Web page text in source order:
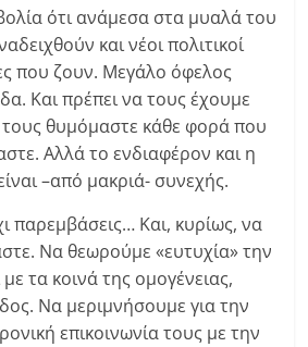
ότι ανάμεσα στα μυαλά του
και νέοι πολιτικοί
που ζουν. Μεγάλο όφελος
Και πρέπει να τους έχουμε
θυμόμαστε κάθε φορά που
Αλλά το ενδιαφέρον και η
–από μακριά- συνεχής.
παρεμβάσεις… Και, κυρίως, να
Να θεωρούμε «ευτυχία» την
τα κοινά της ομογένειας,
Να μεριμνήσουμε για την
επικοινωνία τους με την